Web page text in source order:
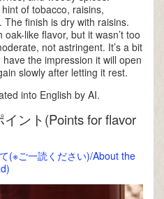
of tobacco, raisins,
finish is dry with raisins.
like flavor, but it wasn’t too
not astringent. It’s a bit
the impression it will open
slowly after letting it rest.
into English by AI.
ント(Points for flavor
(※ご一読ください)/About the